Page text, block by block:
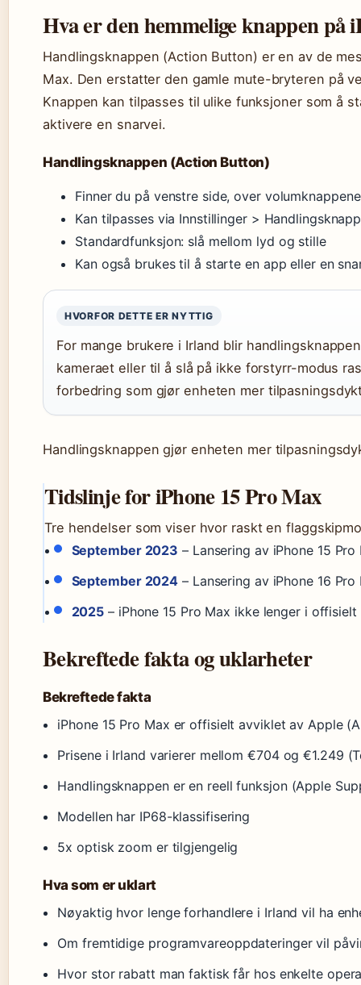
Hva er den hemmelige knappen på
Handlingsknappen (Action Button) er en av de
Max. Den erstatter den gamle mute-bryteren på
Knappen kan tilpasses til ulike funksjoner som å
aktivere en snarvei.
Handlingsknappen (Action Button)
Finner du på venstre side, over volumknappene
Kan tilpasses via Innstillinger > Handlingsknapp
Standardfunksjon: slå mellom lyd og stille
Kan også brukes til å starte en app eller en
HVORFOR DETTE ER NYTTIG
For mange brukere i Irland blir
kameraet eller til å slå på ikke forstyrr-modus
forbedring som gjør enheten mer
Handlingsknappen gjør enheten mer
Tidslinje for iPhone 15 Pro Max
Tre hendelser som viser hvor raskt en
September 2023 – Lansering av iPhone 15
September 2024 – Lansering av iPhone 16
2025 – iPhone 15 Pro Max ikke lenger i
Bekreftede fakta og uklarheter
Bekreftede fakta
iPhone 15 Pro Max er offisielt avviklet av Apple
Prisene i Irland varierer mellom €704 og €1.249
Handlingsknappen er en reell funksjon (Apple
Modellen har IP68-klassifisering
5x optisk zoom er tilgjengelig
Hva som er uklart
Nøyaktig hvor lenge forhandlere i Irland vil ha
Om fremtidige programvareoppdateringer vil
Hvor stor rabatt man faktisk får hos enkelte